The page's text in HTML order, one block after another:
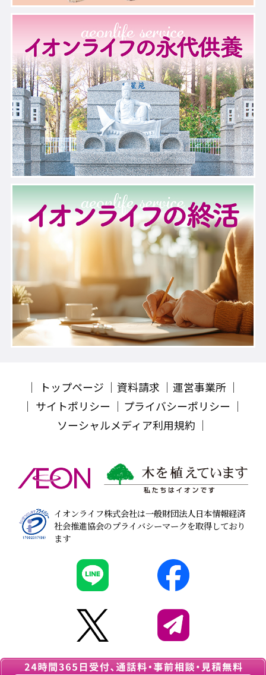
トップページ 資料請求
運営事業所
サイトポリシー
プライバシーポリシー
ソーシャルメディア利用規約
イオンライフ株式会社は一般財団法人日本情報経済
社会推進協会のプライバシーマークを取得しており
ます
© 2026葬儀・家族葬なら『イオンのお葬式』All